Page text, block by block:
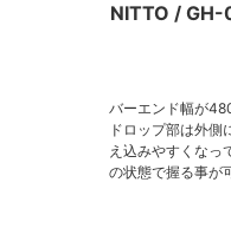
NITTO / GH-
バーエンド幅が
ドロップ部は外側
え込みやすくなっ
の状態で握る事が